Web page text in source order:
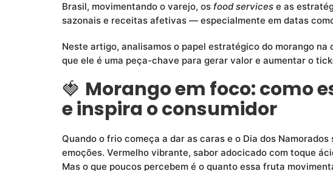
Brasil, movimentando o varejo, os food services e as
sazonais e receitas afetivas — especialmente em datas
Neste artigo, analisamos o papel estratégico do morango
que ele é uma peça-chave para gerar valor e aumentar o
🍓 Morango em foco: como
e inspira o consumidor
Quando o frio começa a dar as caras e o Dia dos
emoções. Vermelho vibrante, sabor adocicado com toque
Mas o que poucos percebem é o quanto essa fruta